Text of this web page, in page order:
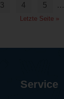
3 4 5 …
Letzte Seite »
Service